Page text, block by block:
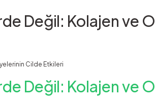
Değil: Kolajen ve
Değil: Kolajen ve